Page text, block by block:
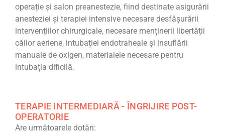
operație și salon preanestezie, fiind destinate asigurării
anesteziei și terapiei intensive necesare desfășurării
intervențiilor chirurgicale, necesare menținerii libertății
căilor aeriene, intubației endotraheale și insuflării
manuale de oxigen, materialele necesare pentru
intubația dificilă.
TERAPIE INTERMEDIARĂ - ÎNGRIJIRE POST-
OPERATORIE
Are următoarele dotări: